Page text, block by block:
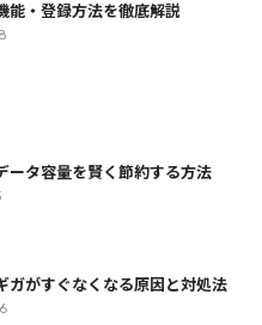
能・登録方法を徹底解説
ータ容量を賢く節約する方法
ガがすぐなくなる原因と対処法